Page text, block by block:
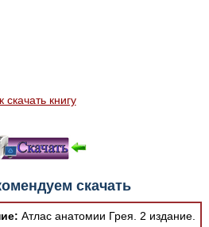
скачать книгу
скачать
Атлас анатомии Грея. 2 издание.